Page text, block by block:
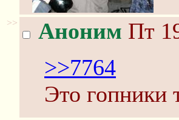
>> Аноним Пт
>>7764
Это гопники